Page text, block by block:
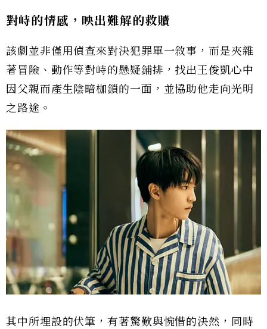
對峙的情感，映出難解的救贖
該劇並非僅用偵查來對決犯罪單一敘事，而是夾雜
著冒險、動作等對峙的懸疑鋪排，找出王俊凱心中
因父親而產生陰暗枷鎖的一面，並協助他走向光明
之路途。
其中所埋設的伏筆，有著驚歎與惋惜的決然，同時